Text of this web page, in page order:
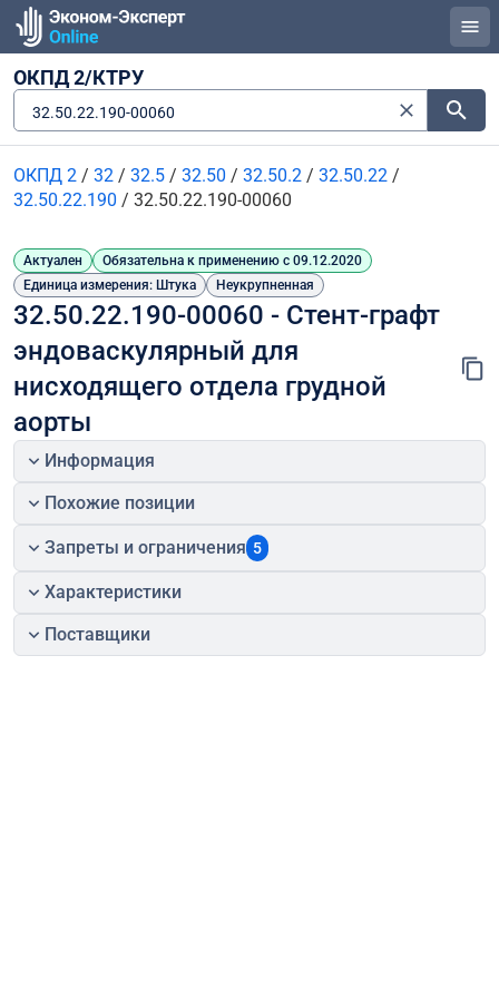
ОКПД 2/КТРУ
32.50.22.190-00060
ОКПД 2 / 32 / 32.5 / 32.50 / 32.50.2 / 32.50.22 /
32.50.22.190 / 32.50.22.190-00060
Актуален
Обязательна к применению с 09.12.2020
Единица измерения: Штука
Неукрупненная
32.50.22.190-00060 - Стент-графт
эндоваскулярный для
нисходящего отдела грудной
аорты
Информация
Похожие позиции
Запреты и ограничения 5
Характеристики
Поставщики